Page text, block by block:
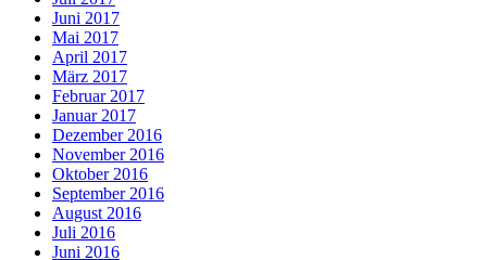
Juni 2017
Mai 2017
April 2017
März 2017
Februar 2017
Januar 2017
Dezember 2016
November 2016
Oktober 2016
September 2016
August 2016
Juli 2016
Juni 2016